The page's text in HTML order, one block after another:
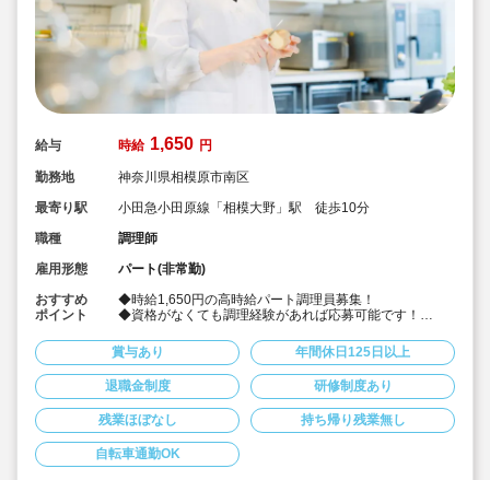
給与 時給 1,650 円
勤務地
神奈川県相模原市南区
最寄り駅
小田急小田原線「相模大野」駅 徒歩10分
職種
調理師
雇用形態
パート(非常勤)
おすすめ
ポイント
◆時給1,650円の高時給パート調理員募集！
◆資格がなくても調理経験があれば応募可能です！
献立にそって調理頂ける調理員の募集です！
◆雲母保育園は60名以下のコンパクトなサイズの園にな
りますので、食数も少なめです！
◆1日6時間の勤務から相談可能です！もちろん8時間の
勤務も相談可能！仕事もプライベートも両立出来ます。
◆残業なし！定時あがり！
◆日々の保育を大切に楽しくお仕事出来ます（行事準
備・書き物類軽減されています）
◆保育園での調理経験がある方大歓迎！病院や高齢者施
賞与あり 年間休日125日以上
退職金制度 研修制度あり
残業ほぼなし 持ち帰り残業無し
自転車通勤OK